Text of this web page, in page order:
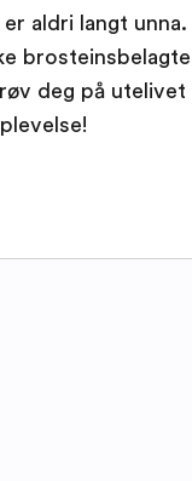
aldri langt
deg på